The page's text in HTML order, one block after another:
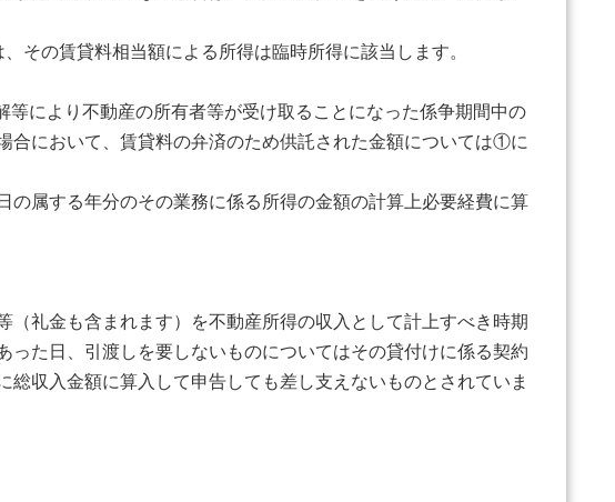
の賃貸料相当額による所得は臨時所得に該当します。
により不動産の所有者等が受け取ることになった係争期間中の
合において、賃貸料の弁済のため供託された金額については①に
属する年分のその業務に係る所得の金額の計算上必要経費に算
礼金も含まれます）を不動産所得の収入として計上すべき時期
た日、引渡しを要しないものについてはその貸付けに係る契約
収入金額に算入して申告しても差し支えないものとされていま